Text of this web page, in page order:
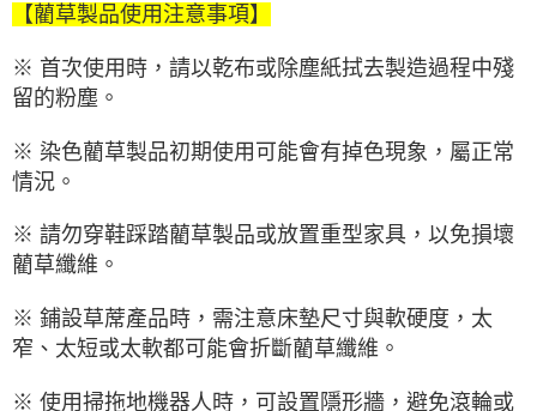
【藺草製品使用注意事項】
※ 首次使用時，請以乾布或除塵紙拭去製造過程中殘
留的粉塵。
※ 染色藺草製品初期使用可能會有掉色現象，屬正常
情況。
※ 請勿穿鞋踩踏藺草製品或放置重型家具，以免損壞
藺草纖維。
※ 鋪設草蓆產品時，需注意床墊尺寸與軟硬度，太
窄、太短或太軟都可能會折斷藺草纖維。
※ 使用掃拖地機器人時，可設置隱形牆，避免滾輪或